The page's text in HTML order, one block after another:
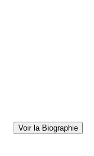
Voir la Biographie